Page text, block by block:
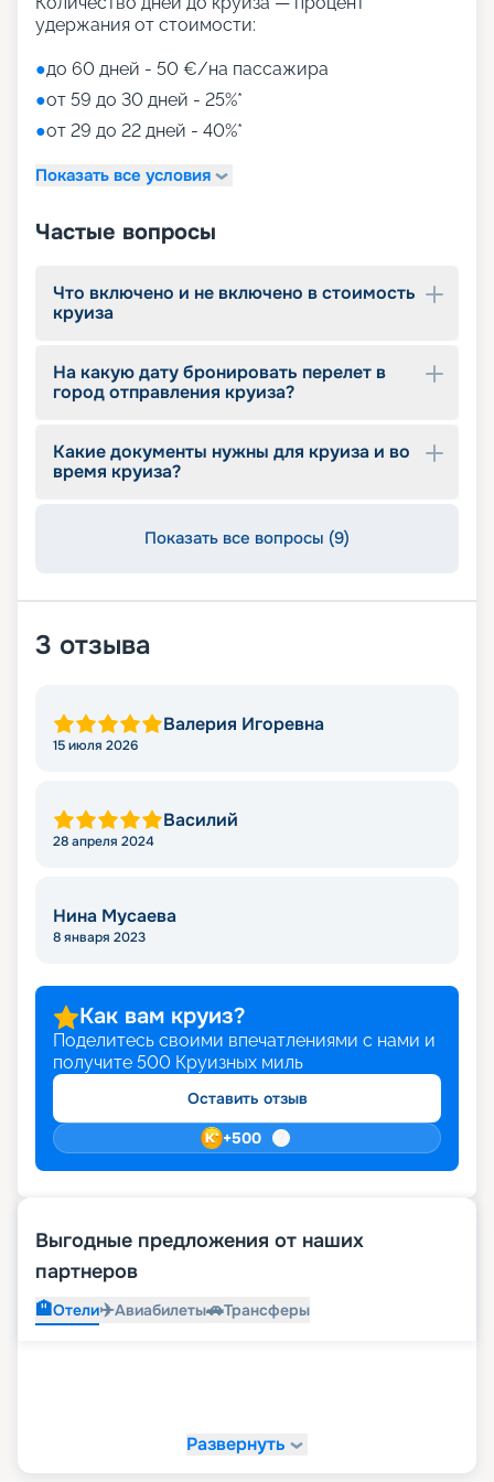
удержания от стоимости:
●до 60 дней - 50 €/на пассажира
●от 59 до 30 дней - 25%*
●от 29 до 22 дней - 40%*
Показать все условия
Частые вопросы
Что включено и не включено в стоимость
круиза
На какую дату бронировать перелет в
город отправления круиза?
Какие документы нужны для круиза и во
время круиза?
Показать все вопросы (9)
3 отзыва
Валерия Игоревна
15 июля 2026
Василий
28 апреля 2024
Нина Мусаева
8 января 2023
Как вам круиз?
Поделитесь своими впечатлениями с нами и
получите 500 Круизных миль
Оставить отзыв
+500
Выгодные предложения от наших
партнеров
🏨Отели✈️Авиабилеты🚗Трансферы
Развернуть